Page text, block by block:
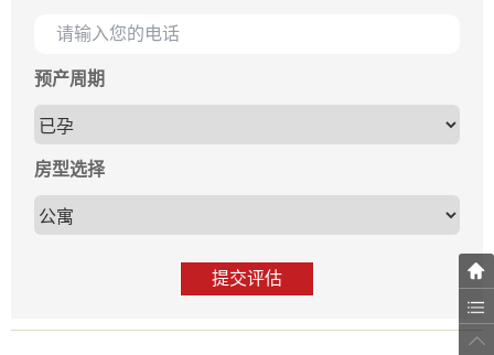
预产周期
房型选择
提交评估